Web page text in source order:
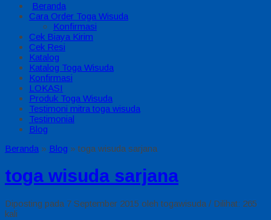
Beranda
Cara Order Toga Wisuda
Konfirmasi
Cek Biaya Kirim
Cek Resi
Katalog
Katalog Toga Wisuda
Konfirmasi
LOKASI
Produk Toga Wisuda
Testimoni mitra toga wisuda
Testimonial
Blog
Beranda » Blog » toga wisuda sarjana
toga wisuda sarjana
Diposting pada 7 September 2015 oleh togawisuda / Dilihat: 265
kali